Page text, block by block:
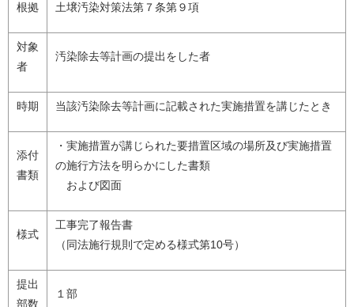
根拠 土壌汚染対策法第７条第９項
対象
者
汚染除去等計画の提出をした者
時期 当該汚染除去等計画に記載された実施措置を講じたとき
添付
書類
・実施措置が講じられた要措置区域の場所及び実施措置
の施行方法を明らかにした書類
および図面
様式
工事完了報告書
（同法施行規則で定める様式第10号）
提出
部数
１部